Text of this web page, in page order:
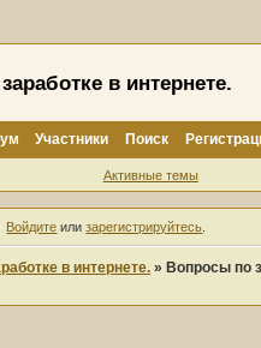
в интернете.
Участники Поиск
Активные темы
Войдите илизарегистрируйтесь
в интернете. » Вопросы по